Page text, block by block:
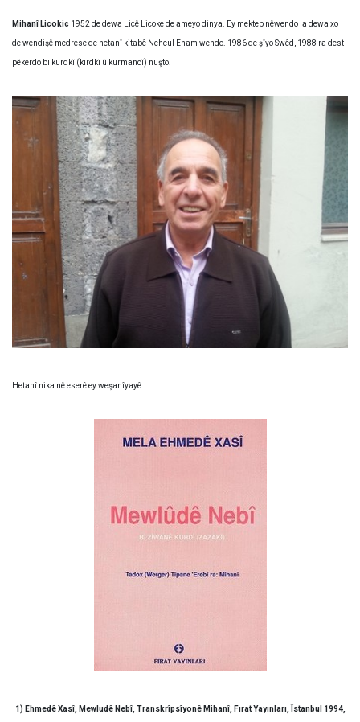
Mihanî Licokic 1952 de dewa Licê Licoke de ameyo dinya. Ey mekteb nêwendo la dewa xo
de wendişê medrese de hetanî kitabê Nehcul Enam wendo. 1986 de şîyo Swêd, 1988 ra dest
pêkerdo bi kurdkî (kirdkî û kurmancî) nuşto.
Hetanî nika nê eserê ey weşanîyayê:
1) Ehmedê Xasî, Mewludê Nebî, Transkrîpsîyonê Mihanî, Fırat Yayınları, Îstanbul 1994,